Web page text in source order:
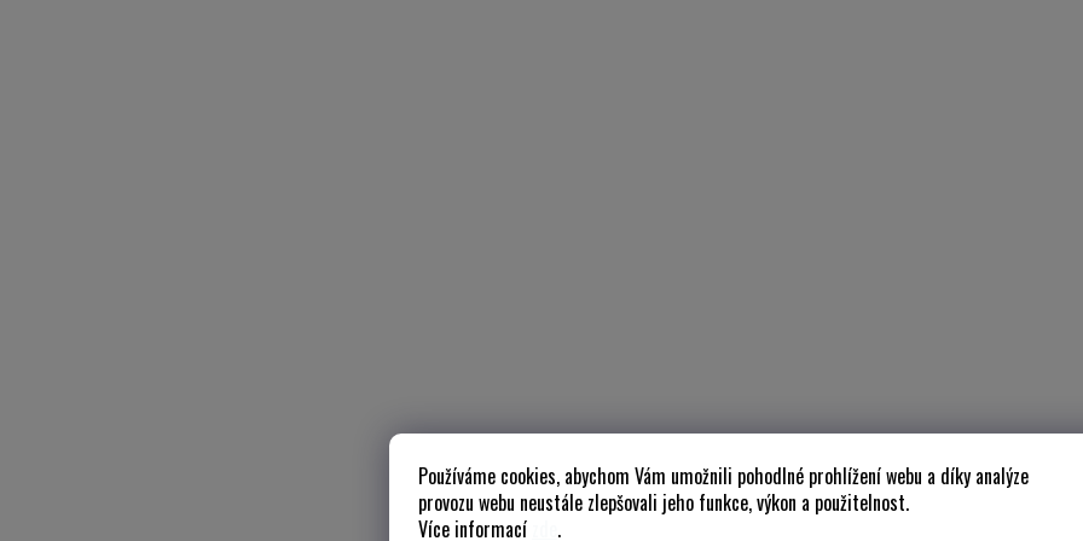
Používáme cookies, abychom Vám umožnili pohodlné prohlížení webu a díky analýze
provozu webu neustále zlepšovali jeho funkce, výkon a použitelnost.
Více informací
.